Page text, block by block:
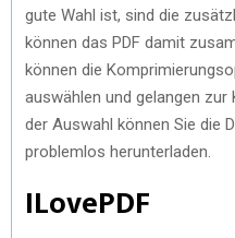
gute Wahl ist, sind die
können das PDF damit
können die
auswählen und gelangen
der Auswahl können Sie die
problemlos herunterladen.
ILovePDF